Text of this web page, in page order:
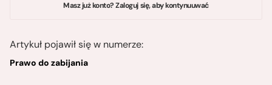
Masz już konto? Zaloguj się, aby kontynuuwać
Artykuł pojawił się w numerze:
Prawo do zabijania